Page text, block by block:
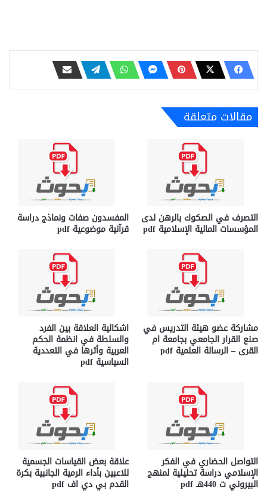
مقالات متعلقة
التصرف في الصكوك بالرهن لدى
المؤسسات المالية الإسلامية pdf
المفسدون صفات ونماذج دراسة
قرآنية موضوعية pdf
مشاركة عضو هيئة التدريس في
صنع القرار الجامعي بجامعة ام
القرى – الرسالة العلمية pdf
اشكالية العلاقة بين الفرد
والسلطة في انظمة الحكم
العربية وأثرها في التعددية
السياسية pdf
التواصل الحضاري في الفكر
الإسلامي دراسة تحليلية لمنهج
البيروني ت 440هـ pdf
علاقة بعض القياسات الجسمية
للاعبين بأداء الرمية الجانبية بكرة
القدم بي دي اف pdf